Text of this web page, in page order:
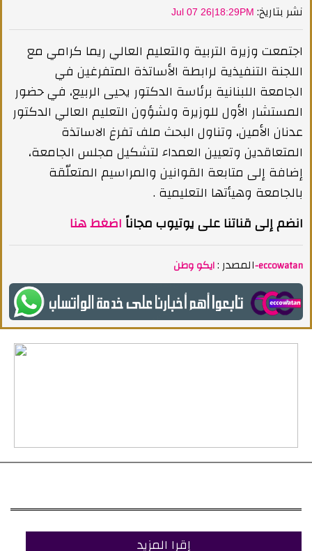
Jul 07 26|18:29PM :نشر بتاريخ
اجتمعت وزيرة التربية والتعليم العالي ريما كرامي مع
اللجنة التنفيذية لرابطة الأساتذة المتفرغين في
الجامعة اللبنانية برئاسة الدكتور يحيى الربيع، في حضور
المستشار الأول للوزيرة ولشؤون التعليم العالي الدكتور
عدنان الأمين، وتناول البحث ملف تفرغ الاساتذة
المتعاقدين وتعيين العمداء لتشكيل مجلس الجامعة،
إضافة إلى متابعة القوانين والمراسيم المتعلّقة
بالجامعة وهيأتها التعليمية .
انضم إلى قناتنا على يوتيوب مجاناً اضغط هنا
المصدر :ايكو وطن-eccowatan
إقرا المزيد